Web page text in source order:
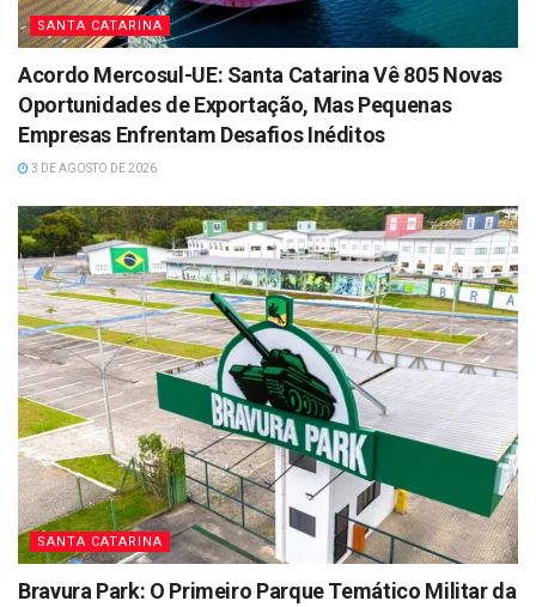
SANTA CATARINA
Acordo Mercosul-UE: Santa Catarina Vê 805 Novas
Oportunidades de Exportação, Mas Pequenas
Empresas Enfrentam Desafios Inéditos
3 DE AGOSTO DE 2026
SANTA CATARINA
Bravura Park: O Primeiro Parque Temático Militar da